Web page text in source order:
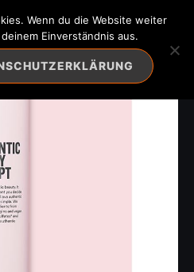
Wenn du die Website weiter
Einverständnis aus.